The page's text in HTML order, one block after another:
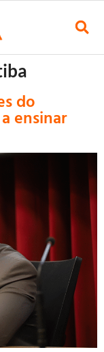
do
ensinar